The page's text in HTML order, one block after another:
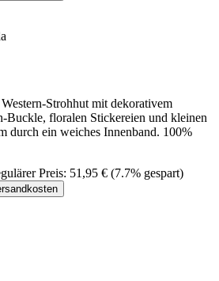
Strohhut mit dekorativem
Buckle, floralen Stickereien und kleinen
durch ein weiches Innenband. 100%
Preis: 51,95 € (7.7% gespart)